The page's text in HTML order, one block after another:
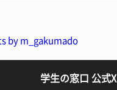
by m_gakumado
学生の窓口 公式X